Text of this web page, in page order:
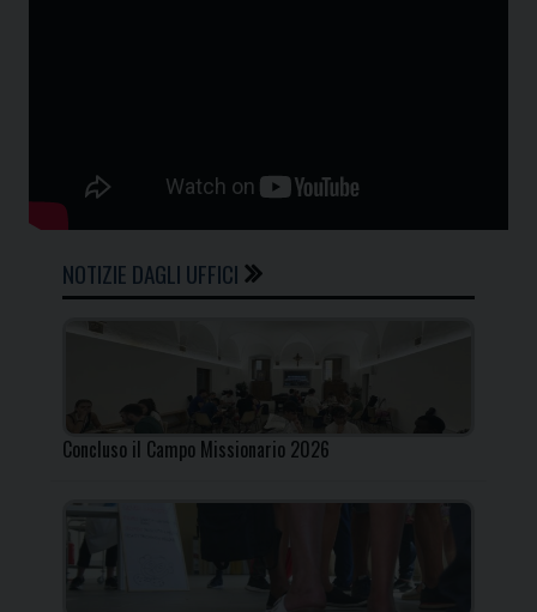
NOTIZIE DAGLI UFFICI
Concluso il Campo Missionario 2026